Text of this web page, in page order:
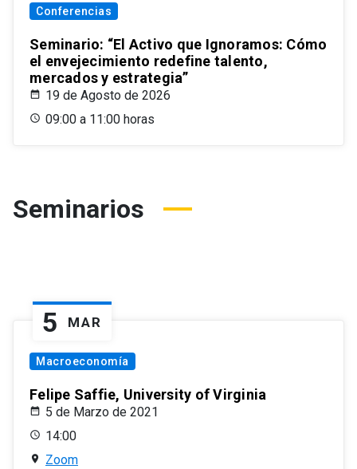
Conferencias
Seminario: “El Activo que Ignoramos: Cómo
el envejecimiento redefine talento,
mercados y estrategia”
19 de Agosto de 2026
09:00 a 11:00 horas
Seminarios
5 MAR
Macroeconomía
Felipe Saffie, University of Virginia
5 de Marzo de 2021
14:00
Zoom